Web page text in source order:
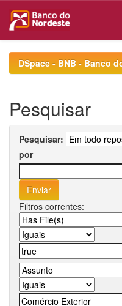
navigationDSpace - BNB - Banco
Pesquisar
Pesquisar:
por
Filtros correntes: